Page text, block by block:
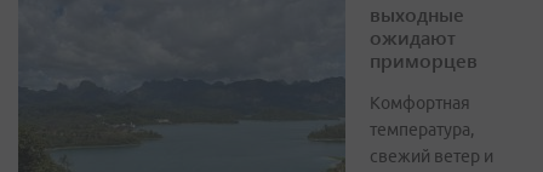
выходные
ожидают
приморцев
Комфортная
температура,
свежий ветер и